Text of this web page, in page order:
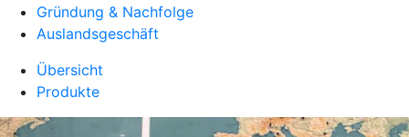
Gründung & Nachfolge
Auslandsgeschäft
Übersicht
Produkte